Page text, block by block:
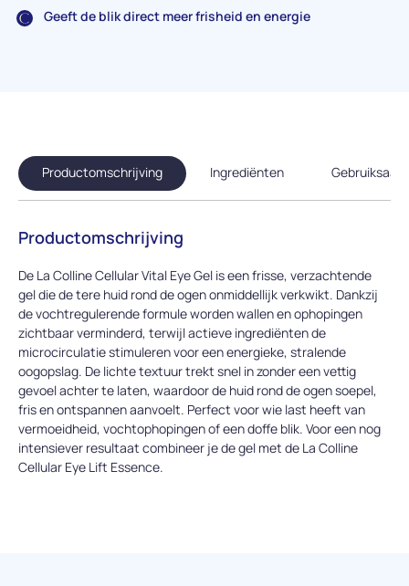
Geeft de blik direct meer frisheid en energie
Productomschrijving Ingrediënten
Productomschrijving
De La Colline Cellular Vital Eye Gel is een frisse, verzachtende
gel die de tere huid rond de ogen onmiddellijk verkwikt. Dankzij
de vochtregulerende formule worden wallen en ophopingen
zichtbaar verminderd, terwijl actieve ingrediënten de
microcirculatie stimuleren voor een energieke, stralende
oogopslag. De lichte textuur trekt snel in zonder een vettig
gevoel achter te laten, waardoor de huid rond de ogen soepel,
fris en ontspannen aanvoelt. Perfect voor wie last heeft van
vermoeidheid, vochtophopingen of een doffe blik. Voor een nog
intensiever resultaat combineer je de gel met de La Colline
Cellular Eye Lift Essence.